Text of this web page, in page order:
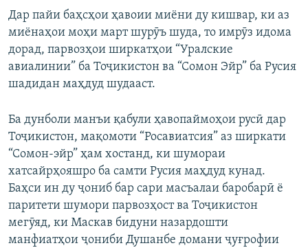
Дар пайи баҳсҳои ҳавоии миёни ду кишвар, ки аз
миёнаҳои моҳи март шурӯъ шуда, то имрӯз идома
дорад, парвозҳои ширкатҳои “Уралские
авиалинии” ба Тоҷикистон ва “Сомон Эйр” ба Русия
шадидан маҳдуд шудааст.
Ба дунболи манъи қабули ҳавопаймоҳои русӣ дар
Тоҷикистон, мақомоти “Росавиатсия” аз ширкати
“Сомон-эйр” ҳам хостанд, ки шумораи
хатсайрҳояшро ба самти Русия маҳдуд кунад.
Баҳси ин ду ҷониб бар сари масъалаи баробарӣ ё
паритети шумори парвозҳост ва Тоҷикистон
мегӯяд, ки Маскав бидуни назардошти
манфиатҳои ҷониби Душанбе домани ҷуғрофии